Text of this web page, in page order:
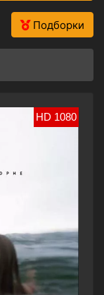
Подборки
HD 1080